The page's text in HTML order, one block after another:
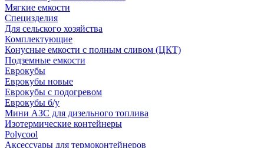
Мягкие емкости
Специзделия
Для сельского хозяйства
Комплектующие
Конусные емкости с полным сливом (ЦКТ)
Подземные емкости
Еврокубы
Еврокубы новые
Еврокубы с подогревом
Еврокубы б/у
Мини АЗС для дизельного топлива
Изотермические контейнеры
Polycool
Аксессуары для термоконтейнеров